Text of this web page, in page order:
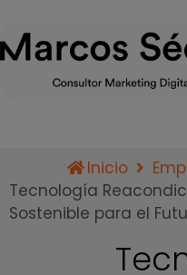
Inicio
Tecnología
Sostenible para el